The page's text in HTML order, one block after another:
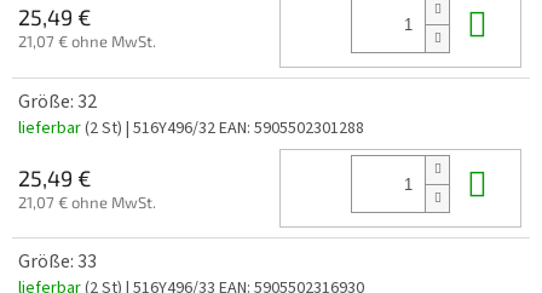
25,49 €
21,07 € ohne MwSt.
Größe: 32
lieferbar(2 St) | 516Y496/32EAN: 5905502301288
25,49 €
21,07 € ohne MwSt.
Größe: 33
lieferbar(2 St) | 516Y496/33 EAN: 5905502316930